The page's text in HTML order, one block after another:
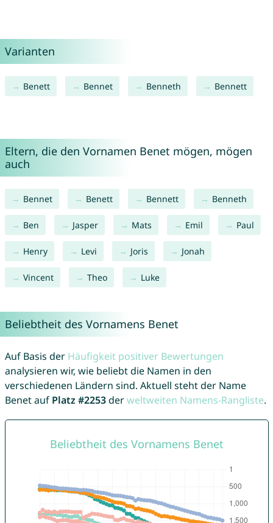
Varianten
Benett Bennet Benneth Bennett
Eltern, die den Vornamen Benet mögen, mögen
auch
Bennet Benett Bennett Benneth
Ben Jasper Mats Emil Paul
Henry Levi Joris Jonah
Vincent Theo Luke
Beliebtheit des Vornamens Benet
Auf Basis der Häufigkeit positiver Bewertungen
analysieren wir, wie beliebt die Namen in den
verschiedenen Ländern sind. Aktuell steht der Name
Benet auf Platz #2253derweltweiten Namens-Rangliste.